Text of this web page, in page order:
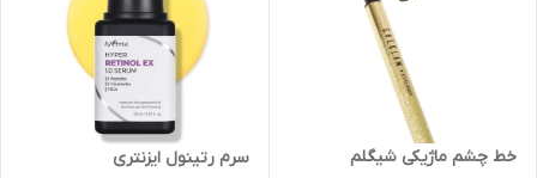
خط چشم ماژیکی شیگلم سرم رتینول ایزنتری